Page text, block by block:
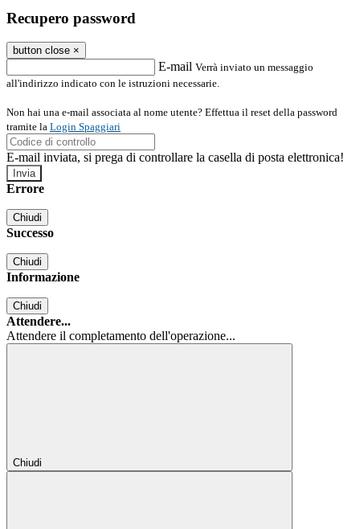
Recupero password
button close ×
E-mail Verrà inviato un messaggio
all'indirizzo indicato con le istruzioni necessarie.
Non hai una e-mail associata al nome utente? Effettua il reset della password
tramite la Login Spaggiari
E-mail inviata, si prega di controllare la casella di posta elettronica!
Errore
Chiudi
Successo
Chiudi
Informazione
Chiudi
Attendere...
Attendere il completamento dell'operazione...
Chiudi